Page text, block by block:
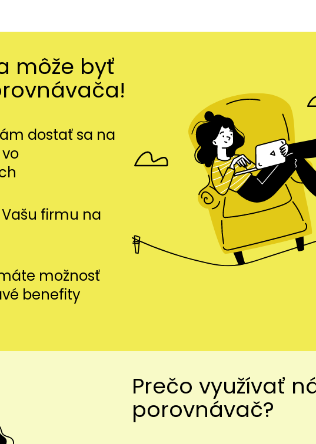
môže byť
dostať sa na
firmu na
možnosť
benefity
Prečo využívať
porovnávač?